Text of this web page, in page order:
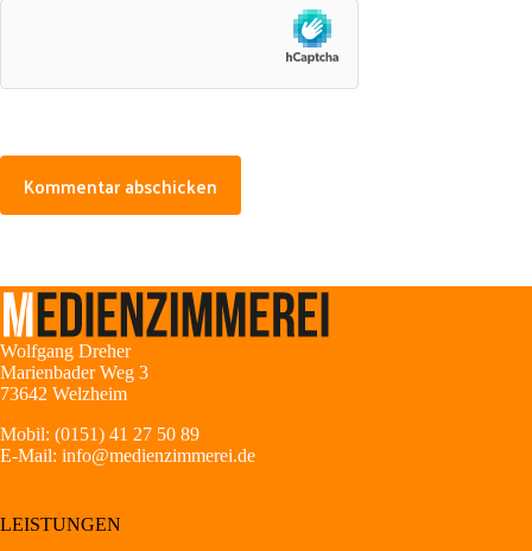
Kommentar abschicken
Wolfgang Dreher
Marienbader Weg 3
73642 Welzheim
Mobil: (0151) 41 27 50 89
E-Mail: info@medienzimmerei.de
LEISTUNGEN